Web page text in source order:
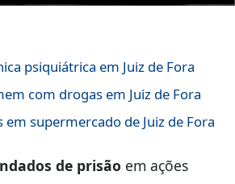
psiquiátrica em Juiz de Fora
com drogas em Juiz de Fora
supermercado de Juiz de Fora
de prisão em ações